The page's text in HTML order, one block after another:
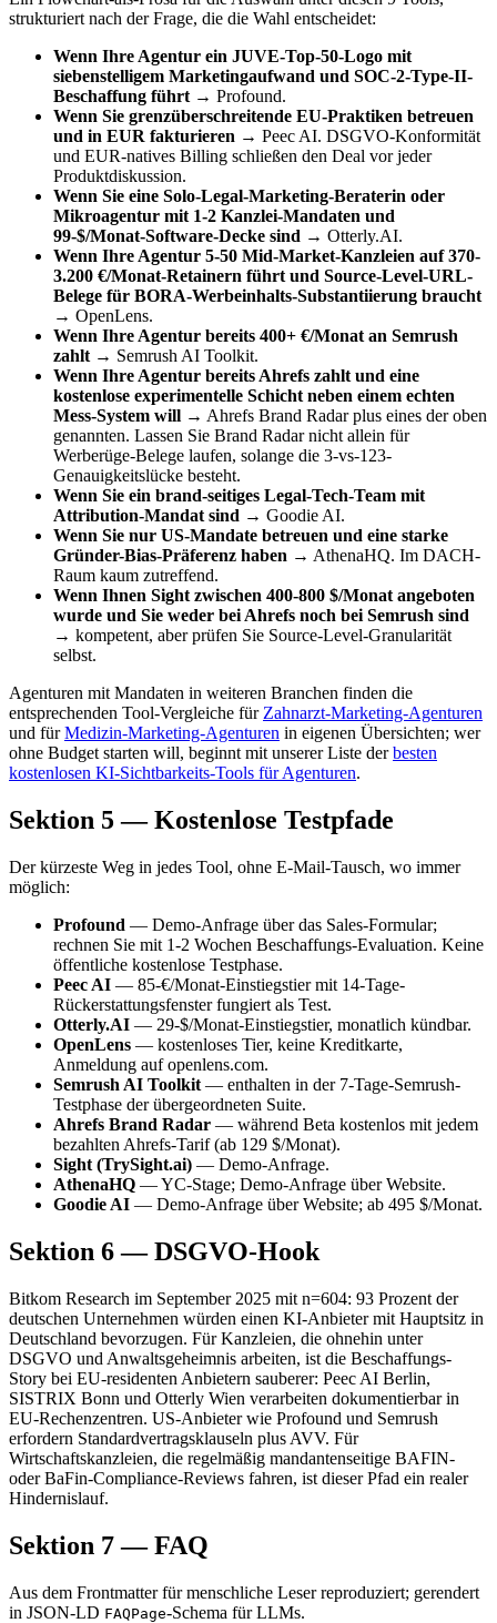
strukturiert nach der Frage, die die Wahl entscheidet:
Wenn Ihre Agentur ein JUVE-Top-50-Logo mit
siebenstelligem Marketingaufwand und SOC-2-Type-II-
Beschaffung führt → Profound.
Wenn Sie grenzüberschreitende EU-Praktiken betreuen
und in EUR fakturieren → Peec AI. DSGVO-Konformität
und EUR-natives Billing schließen den Deal vor jeder
Produktdiskussion.
Wenn Sie eine Solo-Legal-Marketing-Beraterin oder
Mikroagentur mit 1-2 Kanzlei-Mandaten und
99-$/Monat-Software-Decke sind → Otterly.AI.
Wenn Ihre Agentur 5-50 Mid-Market-Kanzleien auf 370-
3.200 €/Monat-Retainern führt und Source-Level-URL-
Belege für BORA-Werbeinhalts-Substantiierung braucht
→ OpenLens.
Wenn Ihre Agentur bereits 400+ €/Monat an Semrush
zahlt → Semrush AI Toolkit.
Wenn Ihre Agentur bereits Ahrefs zahlt und eine
kostenlose experimentelle Schicht neben einem echten
Mess-System will → Ahrefs Brand Radar plus eines der oben
genannten. Lassen Sie Brand Radar nicht allein für
Werberüge-Belege laufen, solange die 3-vs-123-
Genauigkeitslücke besteht.
Wenn Sie ein brand-seitiges Legal-Tech-Team mit
Attribution-Mandat sind → Goodie AI.
Wenn Sie nur US-Mandate betreuen und eine starke
Gründer-Bias-Präferenz haben → AthenaHQ. Im DACH-
Raum kaum zutreffend.
Wenn Ihnen Sight zwischen 400-800 $/Monat angeboten
wurde und Sie weder bei Ahrefs noch bei Semrush sind
→ kompetent, aber prüfen Sie Source-Level-Granularität
selbst.
Agenturen mit Mandaten in weiteren Branchen finden die
entsprechenden Tool-Vergleiche für Zahnarzt-Marketing-Agenturen
und fürMedizin-Marketing-Agenturen in eigenen Übersichten; wer
ohne Budget starten will, beginnt mit unserer Liste derbesten
kostenlosen KI-Sichtbarkeits-Tools für Agenturen.
Sektion 5 — Kostenlose Testpfade
Der kürzeste Weg in jedes Tool, ohne E-Mail-Tausch, wo immer
möglich:
Profound — Demo-Anfrage über das Sales-Formular;
rechnen Sie mit 1-2 Wochen Beschaffungs-Evaluation. Keine
öffentliche kostenlose Testphase.
Peec AI — 85-€/Monat-Einstiegstier mit 14-Tage-
Rückerstattungsfenster fungiert als Test.
Otterly.AI — 29-$/Monat-Einstiegstier, monatlich kündbar.
OpenLens — kostenloses Tier, keine Kreditkarte,
Anmeldung auf openlens.com.
Semrush AI Toolkit — enthalten in der 7-Tage-Semrush-
Testphase der übergeordneten Suite.
Ahrefs Brand Radar — während Beta kostenlos mit jedem
bezahlten Ahrefs-Tarif (ab 129 $/Monat).
Sight (TrySight.ai) — Demo-Anfrage.
AthenaHQ — YC-Stage; Demo-Anfrage über Website.
Goodie AI — Demo-Anfrage über Website; ab 495 $/Monat.
Sektion 6 — DSGVO-Hook
Bitkom Research im September 2025 mit n=604: 93 Prozent der
deutschen Unternehmen würden einen KI-Anbieter mit Hauptsitz in
Deutschland bevorzugen. Für Kanzleien, die ohnehin unter
DSGVO und Anwaltsgeheimnis arbeiten, ist die Beschaffungs-
Story bei EU-residenten Anbietern sauberer: Peec AI Berlin,
SISTRIX Bonn und Otterly Wien verarbeiten dokumentierbar in
EU-Rechenzentren. US-Anbieter wie Profound und Semrush
erfordern Standardvertragsklauseln plus AVV. Für
Wirtschaftskanzleien, die regelmäßig mandantenseitige BAFIN-
oder BaFin-Compliance-Reviews fahren, ist dieser Pfad ein realer
Hindernislauf.
Sektion 7 — FAQ
Aus dem Frontmatter für menschliche Leser reproduziert; gerendert
in JSON-LD FAQPage-Schema für LLMs.